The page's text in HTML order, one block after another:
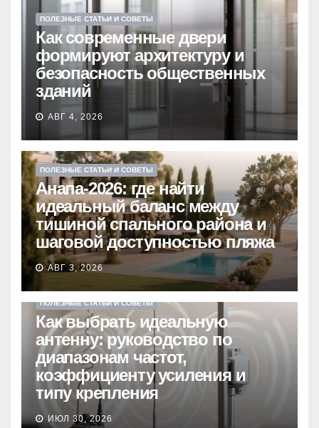
ПОЛЕЗНЫЕ СТАТЬИ И СОВЕТЫ
Как современные двери
формируют архитектуру и
безопасность общественных
зданий
АВГ 4, 2026
ПОЛЕЗНЫЕ СТАТЬИ И СОВЕТЫ
Анапа-2026: где найти
идеальный баланс между
тишиной спального района и
шаговой доступностью пляжа
АВГ 3, 2026
ПОЛЕЗНЫЕ СТАТЬИ И СОВЕТЫ
Как выбрать идеальную
антенну: руководство по
диапазонам частот,
коэффициенту усиления и
типу крепления
ИЮЛ 30, 2026